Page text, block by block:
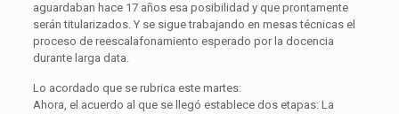
aguardaban hace 17 años esa posibilidad y que prontamente
serán titularizados. Y se sigue trabajando en mesas técnicas el
proceso de reescalafonamiento esperado por la docencia
durante larga data.
Lo acordado que se rubrica este martes:
Ahora, el acuerdo al que se llegó establece dos etapas: La